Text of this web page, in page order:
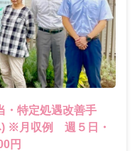
・特定処遇改善手
) ※月収例 週５日・
円